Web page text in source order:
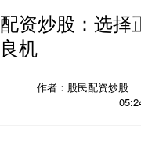
配资炒股：选择
良机
作者：股民配资炒股